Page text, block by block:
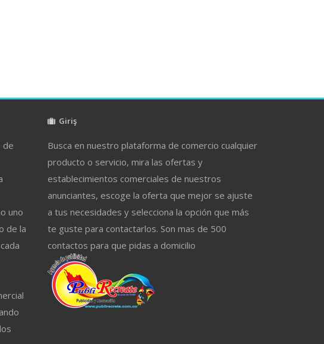
de
uno
de la
Giriş
Busca en nuestro plataforma de comercio cualquier
producto o servicio, mira las ofertas y
establecimientos comerciales de nuestros
anunciantes, escoge la oferta que mejor se ajuste
a tus necesidades y selecciona la opción que más
te guste para contactarlos. Son mas de 500
contactos para que pidas a domicilio